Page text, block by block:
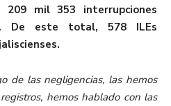
mil 353 interrupciones
De este total, 578 ILEs
de las negligencias, las hemos
hemos hablado con las